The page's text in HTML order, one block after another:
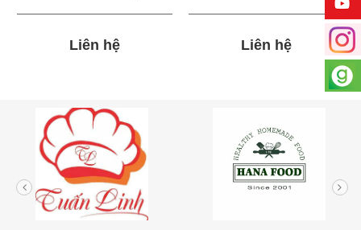
Liên hệ Liên hệ